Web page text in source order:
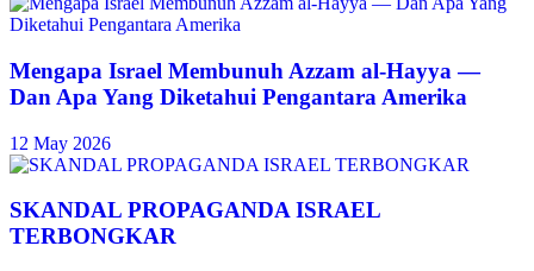
Mengapa Israel Membunuh Azzam al-Hayya —
Dan Apa Yang Diketahui Pengantara Amerika
12 May 2026
SKANDAL PROPAGANDA ISRAEL
TERBONGKAR